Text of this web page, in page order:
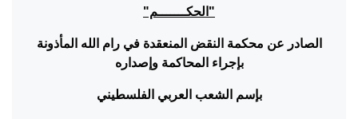
"الحكـــــــم"
الصادر عن محكمة النقض المنعقدة في رام الله المأذونة
بإجراء المحاكمة وإصداره
بإسم الشعب العربي الفلسطيني